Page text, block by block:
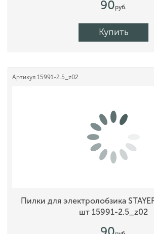
90руб.
Купить
Артикул 15991-2.5_z02
Пилки для электролобзика
шт 15991-2.5_z02